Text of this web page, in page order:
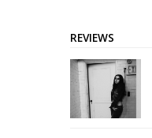
REVIEWS